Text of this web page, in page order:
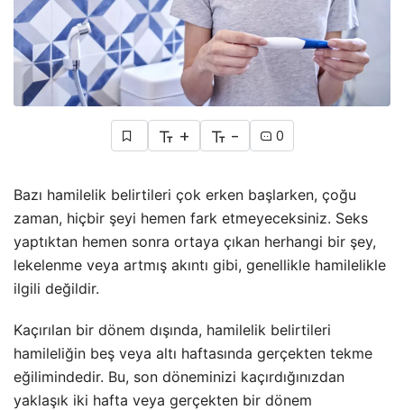
+ - 0
Bazı hamilelik belirtileri çok erken başlarken, çoğu
zaman, hiçbir şeyi hemen fark etmeyeceksiniz. Seks
yaptıktan hemen sonra ortaya çıkan herhangi bir şey,
lekelenme veya artmış akıntı gibi, genellikle hamilelikle
ilgili değildir.
Kaçırılan bir dönem dışında, hamilelik belirtileri
hamileliğin beş veya altı haftasında gerçekten tekme
eğilimindedir. Bu, son döneminizi kaçırdığınızdan
yaklaşık iki hafta veya gerçekten bir dönem